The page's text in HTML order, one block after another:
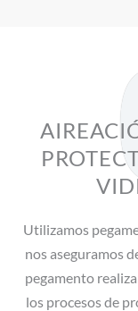
Utilizamos
nos aseguramos
pegamento
los procesos de